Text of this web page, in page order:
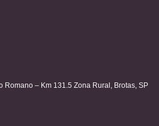
Romano – Km 131.5 Zona Rural, Brotas, SP